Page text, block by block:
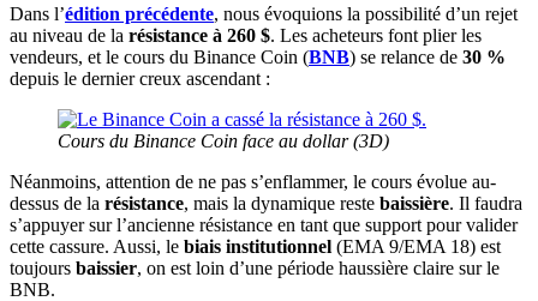
Dans l’édition précédente, nous évoquions la possibilité d’un rejet
au niveau de la résistance à 260 $. Les acheteurs font plier les
vendeurs, et le cours du Binance Coin (BNB) se relance de 30 %
depuis le dernier creux ascendant :
Cours du Binance Coin face au dollar (3D)
Néanmoins, attention de ne pas s’enflammer, le cours évolue au-
dessus de la résistance, mais la dynamique reste baissière. Il faudra
s’appuyer sur l’ancienne résistance en tant que support pour valider
cette cassure. Aussi, le biais institutionnel (EMA 9/EMA 18) est
toujours baissier, on est loin d’une période haussière claire sur le
BNB.